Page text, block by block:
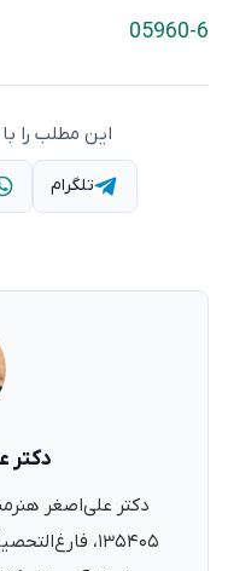
05960-6
این مطلب را
تلگرام
دکتر
دکتر علی‌اصغر